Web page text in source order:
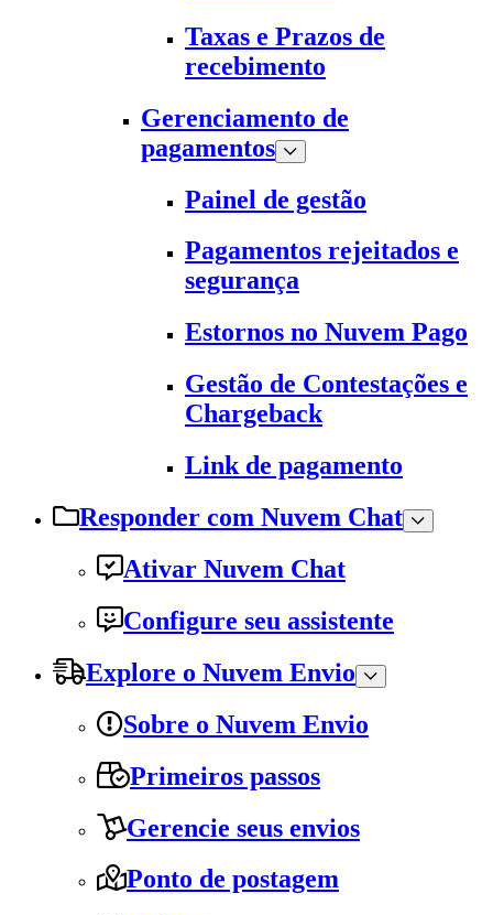
Taxas e Prazos de
recebimento
Gerenciamento de
pagamentos
Painel de gestão
Pagamentos rejeitados e
segurança
Estornos no Nuvem Pago
Gestão de Contestações e
Chargeback
Link de pagamento
Responder com Nuvem Chat
Ativar Nuvem Chat
Configure seu assistente
Explore o Nuvem Envio
Sobre o Nuvem Envio
Primeiros passos
Gerencie seus envios
Ponto de postagem